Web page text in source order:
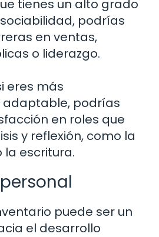
tienes un alto grado
podrías
en ventas,
o liderazgo.
eres más
adaptable, podrías
en roles que
y reflexión, como la
la escritura.
puede ser un
el desarrollo